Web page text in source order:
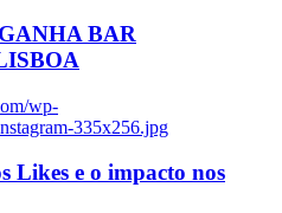
BAR
wp-
335x256.jpg
Likes e o impacto nos